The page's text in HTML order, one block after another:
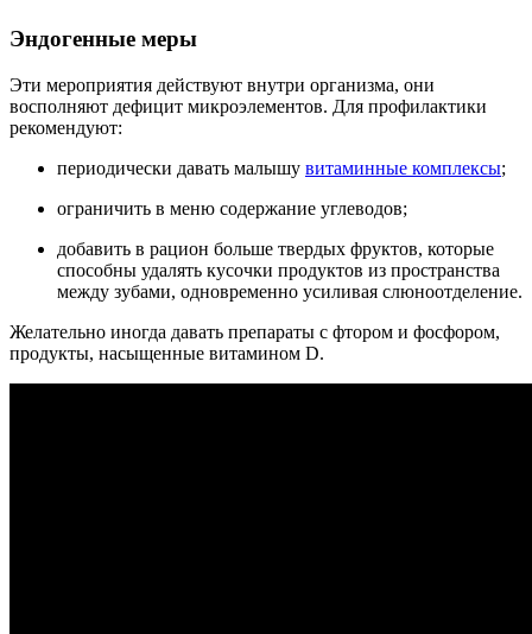
Эндогенные меры
Эти мероприятия действуют внутри организма, они
восполняют дефицит микроэлементов. Для профилактики
рекомендуют:
периодически давать малышу витаминные комплексы;
ограничить в меню содержание углеводов;
добавить в рацион больше твердых фруктов, которые
способны удалять кусочки продуктов из пространства
между зубами, одновременно усиливая слюноотделение.
Желательно иногда давать препараты с фтором и фосфором,
продукты, насыщенные витамином D.